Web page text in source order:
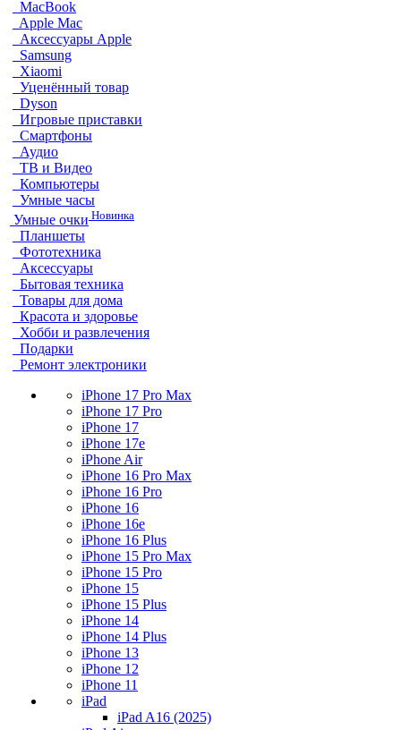
MacBook
Apple Mac
Аксессуары Apple
Samsung
Xiaomi
Уценённый товар
Dyson
Игровые приставки
Смартфоны
Аудио
ТВ и Видео
Компьютеры
Умные часы
Умные очки Новинка
Планшеты
Фототехника
Аксессуары
Бытовая техника
Товары для дома
Красота и здоровье
Хобби и развлечения
Подарки
Ремонт электроники
iPhone 17 Pro Max
iPhone 17 Pro
iPhone 17
iPhone 17e
iPhone Air
iPhone 16 Pro Max
iPhone 16 Pro
iPhone 16
iPhone 16e
iPhone 16 Plus
iPhone 15 Pro Max
iPhone 15 Pro
iPhone 15
iPhone 15 Plus
iPhone 14
iPhone 14 Plus
iPhone 13
iPhone 12
iPhone 11
iPad
iPad A16 (2025)